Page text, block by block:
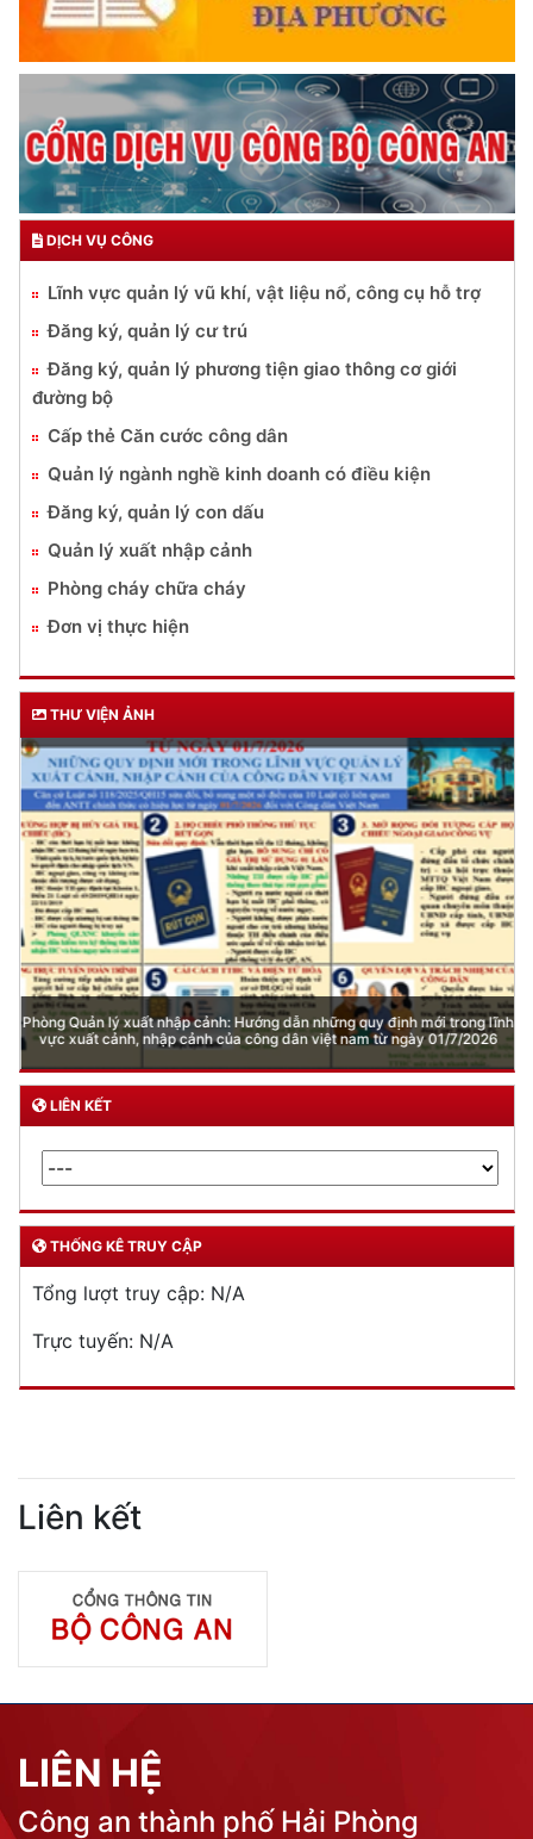
Trích thư Chủ tịch Hồ Chí Minh
ngày 11 tháng 3 năm 1948.
TRUYỀN HÌNH AN NINH HP
Lĩnh vực quản lý vũ khí, vật liệu nổ, công cụ hỗ trợ
Đăng ký, quản lý cư trú
Đăng ký, quản lý phương tiện giao thông cơ giới
Quản lý ngành nghề kinh doanh có điều kiện
Đăng ký, quản lý con dấu